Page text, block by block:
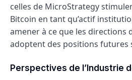
celles de MicroStrategy
Bitcoin en tant qu’actif
amener à ce que les directions
adoptent des positions futures
Perspectives de l’Industrie